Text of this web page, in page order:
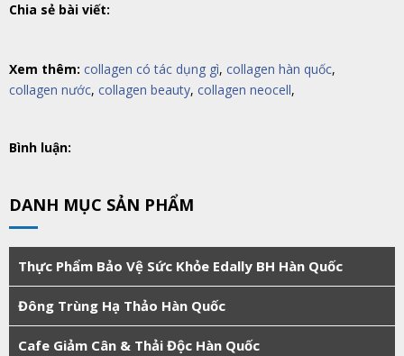
Chia sẻ bài viết:
Xem thêm: collagen có tác dụng gì, collagen hàn quốc,
collagen nước, collagen beauty, collagen neocell,
Bình luận:
DANH MỤC SẢN PHẨM
Thực Phẩm Bảo Vệ Sức Khỏe Edally BH Hàn Quốc
Đông Trùng Hạ Thảo Hàn Quốc
Cafe Giảm Cân & Thải Độc Hàn Quốc